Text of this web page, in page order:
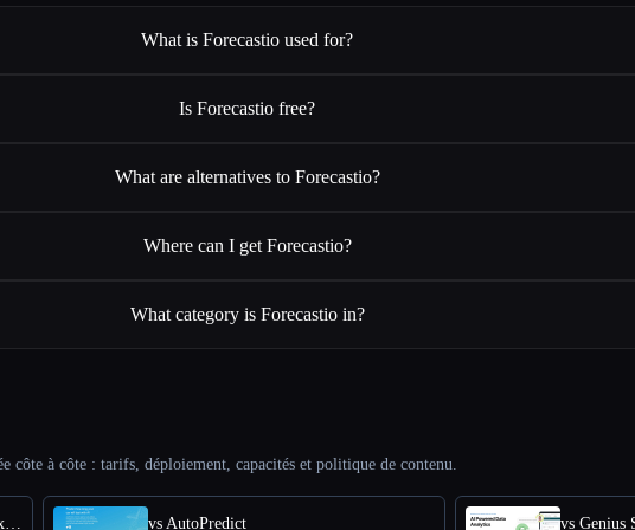
What is Forecastio used for?
Is Forecastio free?
What are alternatives to Forecastio?
Where can I get Forecastio?
What category is Forecastio in?
côte à côte : tarifs, déploiement, capacités et politique de contenu.
vs AutoPredict vs Genius